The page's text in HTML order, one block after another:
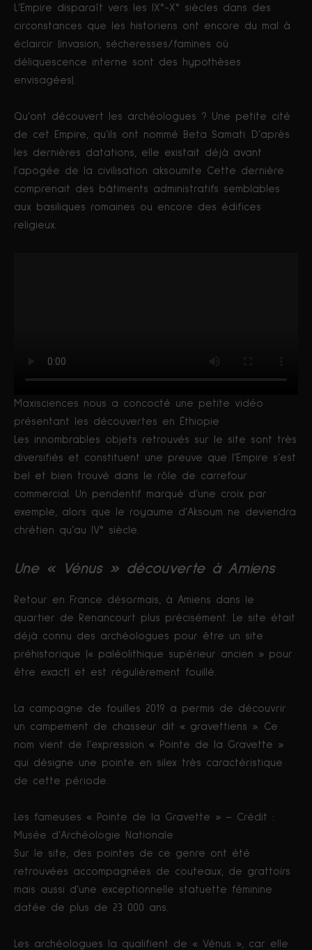
L’Empire disparaît vers les IX°-X° siècles dans des
circonstances que les historiens ont encore du mal à
éclaircir (invasion, sécheresses/famines où
déliquescence interne sont des hypothèses
envisagées).
Qu’ont découvert les archéologues ? Une petite cité
de cet Empire, qu’ils ont nommé Beta Samati. D’après
les dernières datations, elle existait déjà avant
l’apogée de la civilisation aksoumite Cette dernière
comprenait des bâtiments administratifs semblables
aux basiliques romaines ou encore des édifices
religieux.
Maxisciences nous a concocté une petite vidéo
présentant les découvertes en Éthiopie
Les innombrables objets retrouvés sur le site sont très
diversifiés et constituent une preuve que l’Empire s’est
bel et bien trouvé dans le rôle de carrefour
commercial. Un pendentif marqué d’une croix par
exemple, alors que le royaume d’Aksoum ne deviendra
chrétien qu’au IV° siècle.
Une « Vénus » découverte à Amiens
Retour en France désormais, à Amiens dans le
quartier de Renancourt plus précisément. Le site était
déjà connu des archéologues pour être un site
préhistorique (« paléolithique supérieur ancien » pour
être exact) et est régulièrement fouillé.
La campagne de fouilles 2019 a permis de découvrir
un campement de chasseur dit « gravettiens ». Ce
nom vient de l’expression « Pointe de la Gravette »
qui désigne une pointe en silex très caractéristique
de cette période.
Les fameuses « Pointe de la Gravette » – Crédit :
Musée d’Archéologie Nationale
Sur le site, des pointes de ce genre ont été
retrouvées accompagnées de couteaux, de grattoirs
mais aussi d’une exceptionnelle statuette féminine
datée de plus de 23 000 ans.
Les archéologues la qualifient de « Vénus », car elle